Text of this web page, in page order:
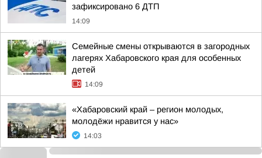
зафиксировано 6 ДТП
14:09
Семейные смены открываются в загородных
лагерях Хабаровского края для особенных
детей
14:09
«Хабаровский край – регион молодых,
молодёжи нравится у нас»
14:03